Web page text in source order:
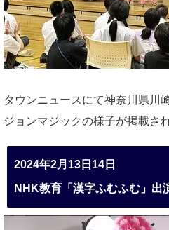
タウンニュースにて神奈川県川
ジョンマジックの様子が掲載さ
2024年2月13日14日
NHK教育「漢字ふむふむ」出